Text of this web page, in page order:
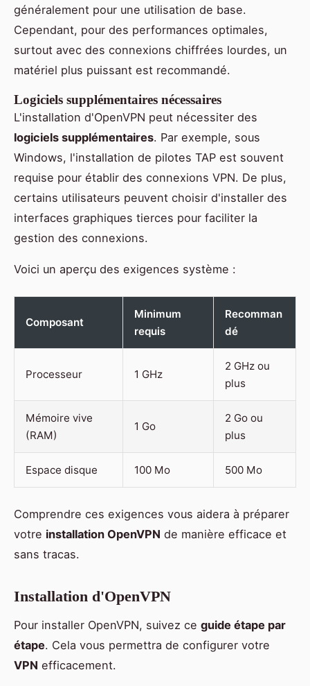
généralement pour une utilisation de base.
Cependant, pour des performances optimales,
surtout avec des connexions chiffrées lourdes, un
matériel plus puissant est recommandé.
Logiciels supplémentaires nécessaires
L'installation d'OpenVPN peut nécessiter des
logiciels supplémentaires. Par exemple, sous
Windows, l'installation de pilotes TAP est souvent
requise pour établir des connexions VPN. De plus,
certains utilisateurs peuvent choisir d'installer des
interfaces graphiques tierces pour faciliter la
gestion des connexions.
Voici un aperçu des exigences système :
Composant
Minimum
requis
Recomman
dé
Processeur 1 GHz
2 GHz ou
plus
Mémoire vive
(RAM)
1 Go
2 Go ou
plus
Espace disque 100 Mo 500 Mo
Comprendre ces exigences vous aidera à préparer
votre installation OpenVPN de manière efficace et
sans tracas.
Installation d'OpenVPN
Pour installer OpenVPN, suivez ce guide étape par
étape. Cela vous permettra de configurer votre
VPN efficacement.